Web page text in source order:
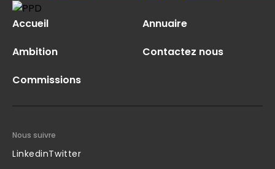
Accueil
Ambition
Commissions
Annuaire
Contactez nous
Nous suivre
LinkedinTwitter